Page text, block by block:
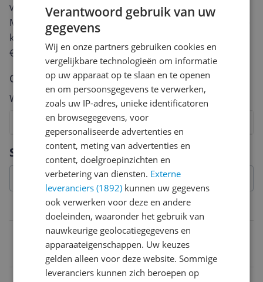
Specificaties
Belangrijkste kenmerken
5706631190534
van een review gemiddeld tussen de 3 en 10 minuten.
Met jouw mening help je andere bezoekers een betere
keuze te maken én maak je iedere maand kans op
€250,-!
Klik hier voor de actievoorwaarden.
Cijfer
Welk cijfer geef jij dit product?
6
5
4
3
2
Vraag 1 van 4
Verantwoord gebruik van uw
gegevens
Wij en onze partners gebruiken cookies en
vergelijkbare technologieën om informatie
op uw apparaat op te slaan en te openen
en om persoonsgegevens te verwerken,
zoals uw IP-adres, unieke identificatoren
en browsegegevens, voor
gepersonaliseerde advertenties en
content, meting van advertenties en
content, doelgroepinzichten en
verbetering van diensten. Externe
leveranciers (1892) kunnen uw gegevens
ook verwerken voor deze en andere
doeleinden, waaronder het gebruik van
nauwkeurige geolocatiegegevens en
apparaateigenschappen. Uw keuzes
gelden alleen voor deze website. Sommige
leveranciers kunnen zich beroepen op